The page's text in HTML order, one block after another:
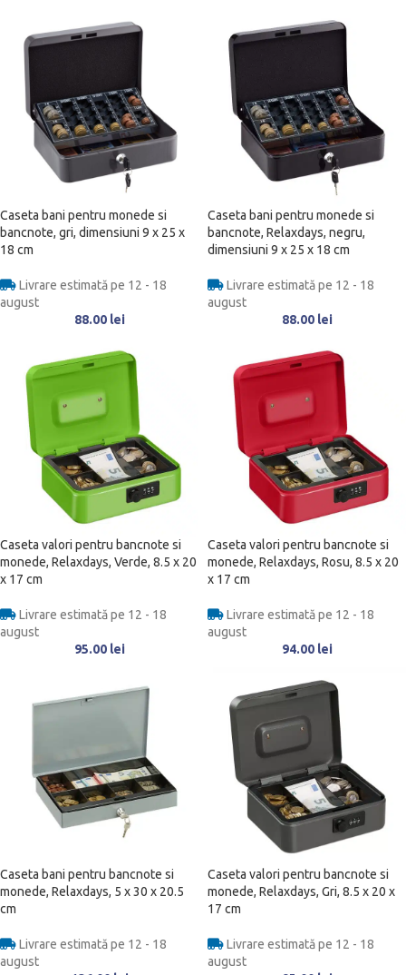
Caseta bani pentru monede si
bancnote, gri, dimensiuni 9 x 25 x
18 cm
Livrare estimată pe 12 - 18
august
88.00 lei
Caseta bani pentru monede si
bancnote, Relaxdays, negru,
dimensiuni 9 x 25 x 18 cm
Livrare estimată pe 12 - 18
august
88.00 lei
Caseta valori pentru bancnote si
monede, Relaxdays, Verde, 8.5 x 20
x 17 cm
Livrare estimată pe 12 - 18
august
95.00 lei
Caseta valori pentru bancnote si
monede, Relaxdays, Rosu, 8.5 x 20
x 17 cm
Livrare estimată pe 12 - 18
august
94.00 lei
Caseta bani pentru bancnote si
monede, Relaxdays, 5 x 30 x 20.5
cm
Livrare estimată pe 12 - 18
august
Caseta valori pentru bancnote si
monede, Relaxdays, Gri, 8.5 x 20 x
17 cm
Livrare estimată pe 12 - 18
august